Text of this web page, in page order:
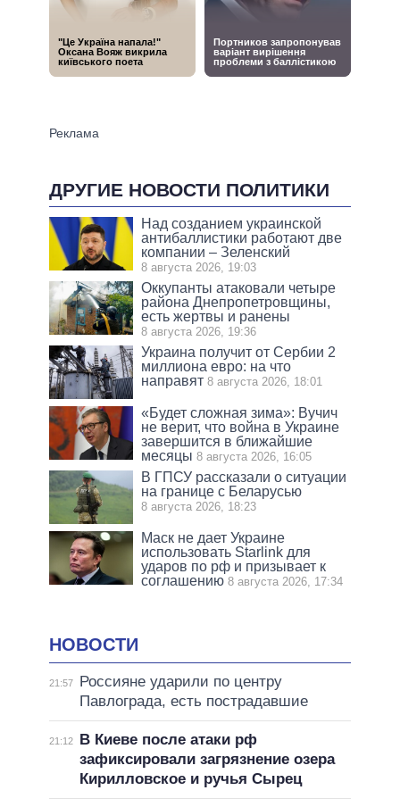
ДРУГИЕ НОВОСТИ ПОЛИТИКИ
Над созданием украинской
антибаллистики работают две
компании – Зеленский
8 августа 2026, 19:03
Оккупанты атаковали четыре
района Днепропетровщины,
есть жертвы и ранены
8 августа 2026, 19:36
Украина получит от Сербии 2
миллиона евро: на что
направят 8 августа 2026, 18:01
«Будет сложная зима»: Вучич
не верит, что война в Украине
завершится в ближайшие
месяцы 8 августа 2026, 16:05
В ГПСУ рассказали о ситуации
на границе с Беларусью
8 августа 2026, 18:23
Маск не дает Украине
использовать Starlink для
ударов по рф и призывает к
соглашению 8 августа 2026, 17:34
НОВОСТИ
21:57
Россияне ударили по центру
Павлограда, есть пострадавшие
21:12
В Киеве после атаки рф
зафиксировали загрязнение озера
Кирилловское и ручья Сырец